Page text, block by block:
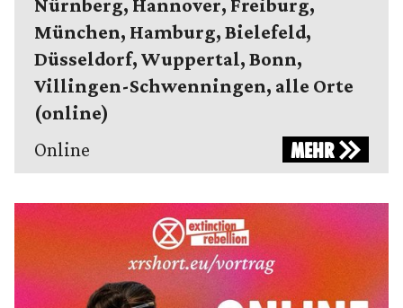
Nürnberg, Hannover, Freiburg,
München, Hamburg, Bielefeld,
Düsseldorf, Wuppertal, Bonn,
Villingen-Schwenningen, alle Orte
(online)
MEHR
Online